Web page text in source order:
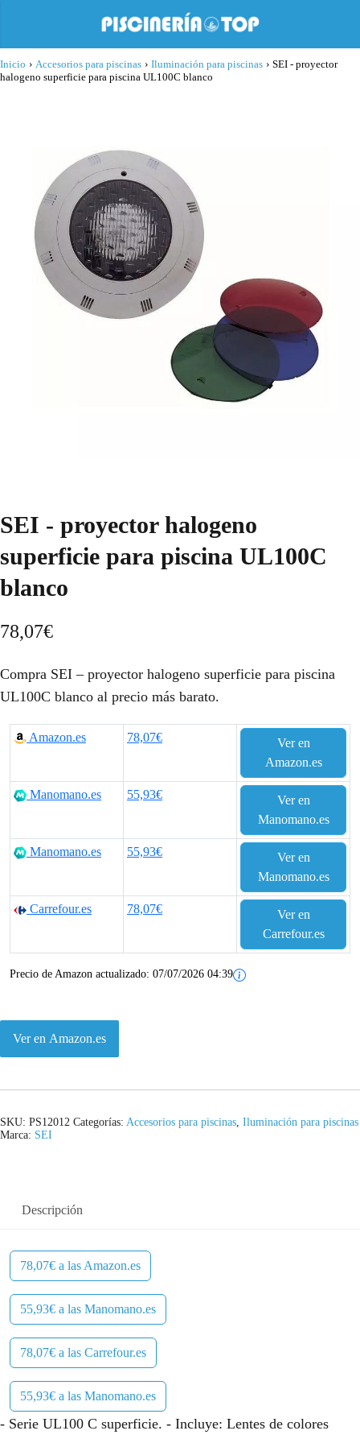
Inicio › Accesorios para piscinas › Iluminación para piscinas › SEI - proyector
halogeno superficie para piscina UL100C blanco
SEI - proyector halogeno
superficie para piscina UL100C
blanco
78,07€
Compra SEI – proyector halogeno superficie para piscina
UL100C blanco al precio más barato.
Amazon.es 78,07€
Ver en
Amazon.es
Manomano.es 55,93€
Ver en
Manomano.es
Manomano.es 55,93€
Ver en
Manomano.es
Carrefour.es 78,07€
Ver en
Carrefour.es
Precio de Amazon actualizado: 07/07/2026 04:39
Ver en Amazon.es
SKU: PS12012 Categorías: Accesorios para piscinas, Iluminación para piscinas
Marca: SEI
Descripción
78,07€ a las Amazon.es
55,93€ a las Manomano.es
78,07€ a las Carrefour.es
55,93€ a las Manomano.es
- Serie UL100 C superficie. - Incluye: Lentes de colores